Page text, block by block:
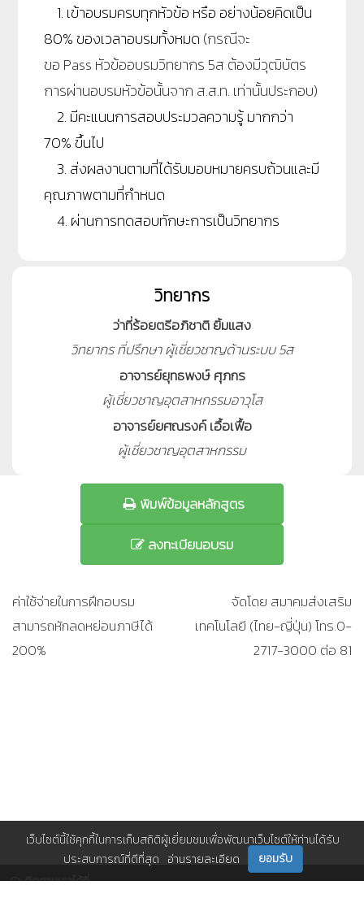
1. เข้าอบรมครบทุกหัวข้อ หรือ อย่างน้อยคิดเป็น
80% ของเวลาอบรมทั้งหมด (กรณีจะ
ขอ Pass หัวข้ออบรมวิทยากร 5ส ต้องมีวุฒิบัตร
การผ่านอบรมหัวข้อนั้นจาก ส.ส.ท. เท่านั้นประกอบ)
2. มีคะแนนการสอบประมวลความรู้ มากกว่า
70% ขึ้นไป
3. ส่งผลงานตามที่ได้รับมอบหมายครบถ้วนและมี
คุณภาพตามที่กำหนด
4. ผ่านการทดสอบทักษะการเป็นวิทยากร
วิทยากร
ว่าที่ร้อยตรีอภิชาติ ยิ้มแสง
วิทยากร ที่ปรึกษา ผู้เชี่ยวชาญด้านระบบ 5ส
อาจารย์ยุทธพงษ์ ศุภกร
ผู้เชี่ยวชาญอุตสาหกรรมอาวุโส
อาจารย์ยศณรงค์ เอื้อเฟื้อ
ผู้เชี่ยวชาญอุตสาหกรรม
พิมพ์ข้อมูลหลักสูตร
ลงทะเบียนอบรม
ค่าใช้จ่ายในการฝึกอบรม
สามารถหักลดหย่อนภาษีได้
200%
จัดโดย สมาคมส่งเสริม
เทคโนโลยี (ไทย-ญี่ปุ่น) โทร.0-
2717-3000 ต่อ 81
ติดตามเราได้ที่
เว็บไซต์นี้ใช้คุกกี้ในการเก็บสถิติผู้เยี่ยมชมเพื่อพัฒนาเว็บไซต์ให้ท่านได้รับ
ประสบการณ์ที่ดีที่สุด อ่านรายละเอียด ยอมรับ